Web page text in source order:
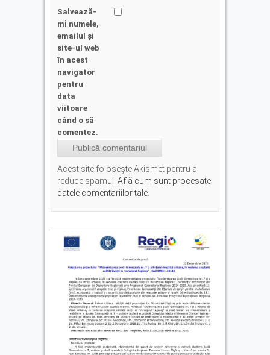
Salvează-
mi numele,
emailul și
site-ul web
în acest
navigator
pentru
data
viitoare
când o să
comentez.
Acest site folosește Akismet pentru a
reduce spamul. Află cum sunt procesate
datele comentariilor tale